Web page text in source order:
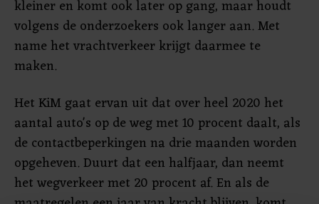
kleiner en komt ook later op gang, maar houdt
volgens de onderzoekers ook langer aan. Met
name het vrachtverkeer krijgt daarmee te
maken.
Het KiM gaat ervan uit dat over heel 2020 het
aantal auto's op de weg met 10 procent daalt, als
de contactbeperkingen na drie maanden worden
opgeheven. Duurt dat een halfjaar, dan neemt
het wegverkeer met 20 procent af. En als de